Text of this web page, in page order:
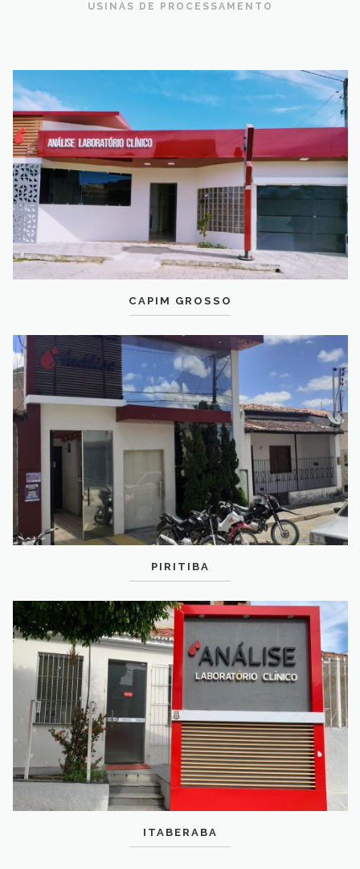
USINAS DE PROCESSAMENTO
CAPIM GROSSO
PIRITIBA
ITABERABA